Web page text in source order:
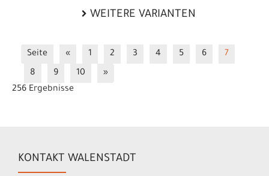
WEITERE VARIANTEN
Seite « 1 2 3 4 5 6
7
8
9 10
»
256 Ergebnisse
KONTAKT WALENSTADT